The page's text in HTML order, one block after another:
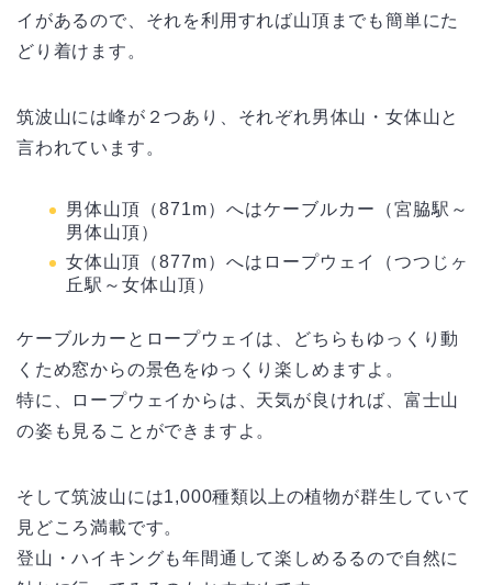
イがあるので、それを利用すれば山頂までも簡単にた
どり着けます。
筑波山には峰が２つあり、それぞれ男体山・女体山と
言われています。
男体山頂（871m）へはケーブルカー（宮脇駅～
男体山頂）
女体山頂（877m）へはロープウェイ（つつじヶ
丘駅～女体山頂）
ケーブルカーとロープウェイは、どちらもゆっくり動
くため窓からの景色をゆっくり楽しめますよ。
特に、ロープウェイからは、天気が良ければ、富士山
の姿も見ることができますよ。
そして筑波山には1,000種類以上の植物が群生していて
見どころ満載です。
登山・ハイキングも年間通して楽しめるるので自然に